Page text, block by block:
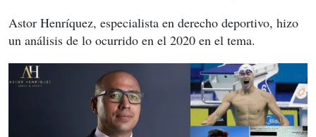
Astor Henríquez, especialista en derecho deportivo, hizo
un análisis de lo ocurrido en el 2020 en el tema.